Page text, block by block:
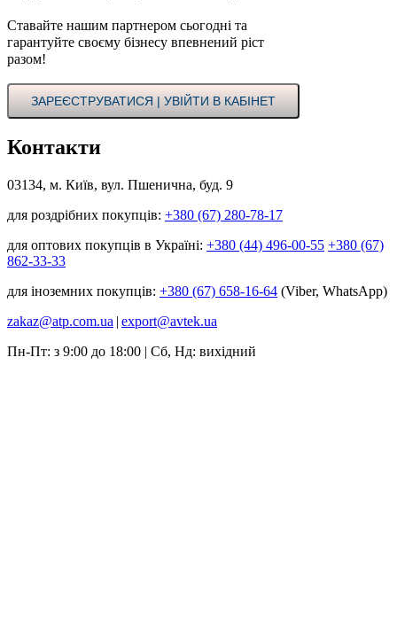
Ставайте нашим партнером сьогодні та
гарантуйте своєму бізнесу впевнений ріст
разом!
ЗАРЕЄСТРУВАТИСЯ | УВІЙТИ В КАБІНЕТ
Контакти
03134, м. Київ, вул. Пшенична, буд. 9
для роздрібних покупців: +380 (67) 280-78-17
для оптових покупців в Україні: +380 (44) 496-00-55 +380 (67)
862-33-33
для іноземних покупців: +380 (67) 658-16-64 (Viber, WhatsApp)
zakaz@atp.com.ua | export@avtek.ua
Пн-Пт: з 9:00 до 18:00 | Сб, Нд: вихідний